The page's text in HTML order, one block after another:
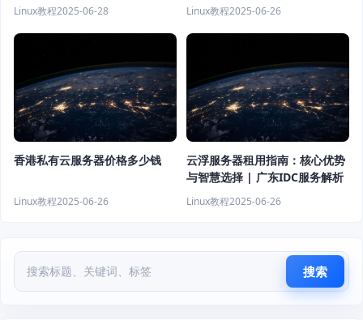
Linux教程2025-06-28 Linux教程2025-06-26
香港私有云服务器价格多少钱
Linux教程2025-06-26
云浮服务器租用指南：核心优势
与智慧选择 | 广东IDC服务解析
Linux教程2025-06-26
搜索